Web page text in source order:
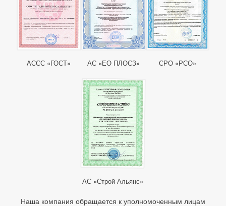
АССС «ГОСТ» АС «ЕО ПЛОСЗ» СРО «РСО»
АС «Строй-Альянс»
Наша компания обращается к уполномоченным лицам